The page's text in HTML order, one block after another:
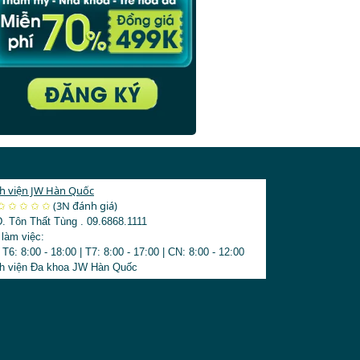
Xem thêm bài viết thịnh hành›
viện JW Hàn Quốc
✩✩✩✩(3N đánh giá)3123
Tôn Thất Tùng . 09.6868.1111
việc:
T6: 8:00 - 18:00
T7: 8:00 - 17:00
CN: 8:00 - 12:00
viện Đa khoa JW Hàn Quốc